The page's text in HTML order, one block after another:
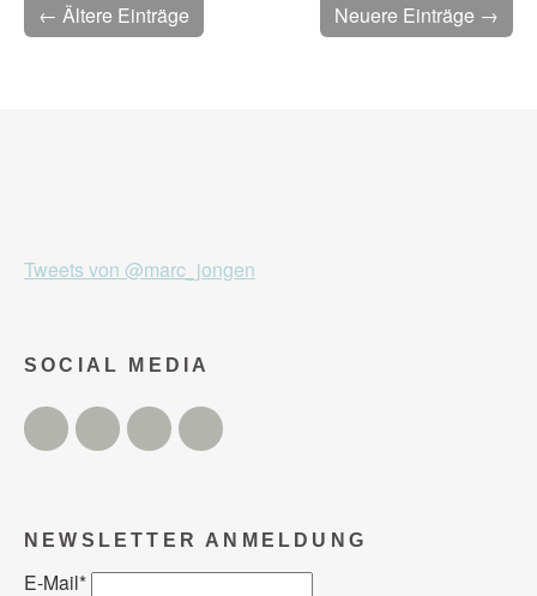
← Ältere Einträge Neuere Einträge →
Tweets von @marc_jongen
SOCIAL MEDIA
Twitter FacebookInstagram
NEWSLETTER ANMELDUNG
E-Mail*